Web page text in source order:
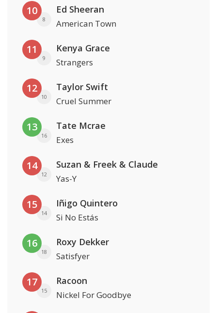
10
8
Ed Sheeran
American Town
11
9
Kenya Grace
Strangers
12
10
Taylor Swift
Cruel Summer
13
16
Tate Mcrae
Exes
14
12
Suzan & Freek & Claude
Yas-Y
15
14
Iñigo Quintero
Si No Estás
16
18
Roxy Dekker
Satisfyer
17
15
Racoon
Nickel For Goodbye